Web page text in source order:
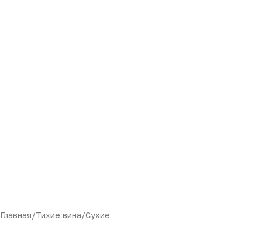
Главная/Тихие вина/Сухие